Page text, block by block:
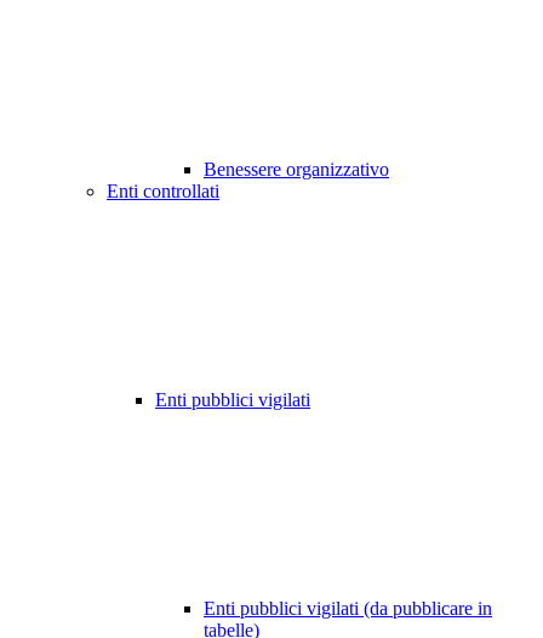
Benessere organizzativo
Enti controllati
Enti pubblici vigilati
Enti pubblici vigilati (da pubblicare in
tabelle)